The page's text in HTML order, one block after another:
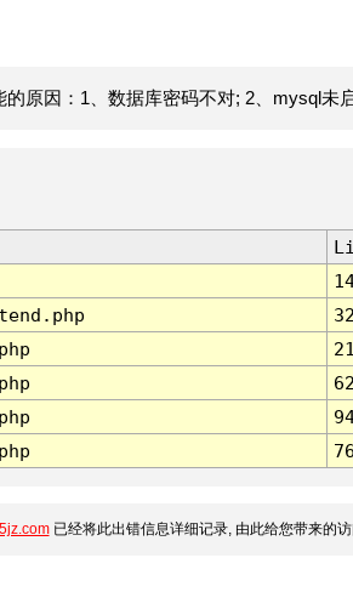
原因：1、数据库密码不对; 2、mysql未启
62
76
已经将此出错信息详细记录, 由此给您带来的